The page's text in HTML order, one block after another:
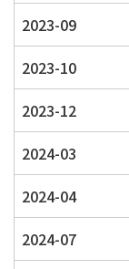
2023-09
2023-10
2023-12
2024-03
2024-04
2024-07